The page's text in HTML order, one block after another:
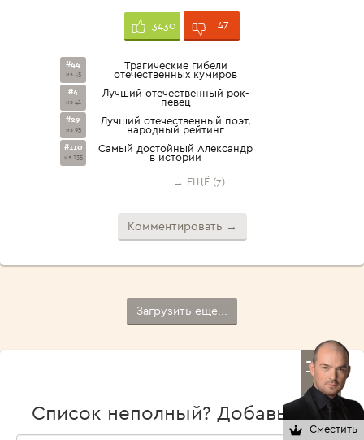
3430 47
#44
из 45
Трагические гибели
отечественных кумиров
#4
из 41
Лучший отечественный рок-
певец
#29
из 95
Лучший отечественный поэт,
народный рейтинг
#110
из 135
Самый достойный Александр
в истории
→ ЕЩЁ (7)
Комментировать →
Загрузить ещё...
149
Список неполный? Добавь сам!
Сместить